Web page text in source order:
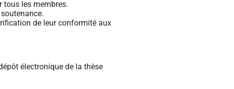
tous les membres.
de leur conformité aux
électronique de la thèse